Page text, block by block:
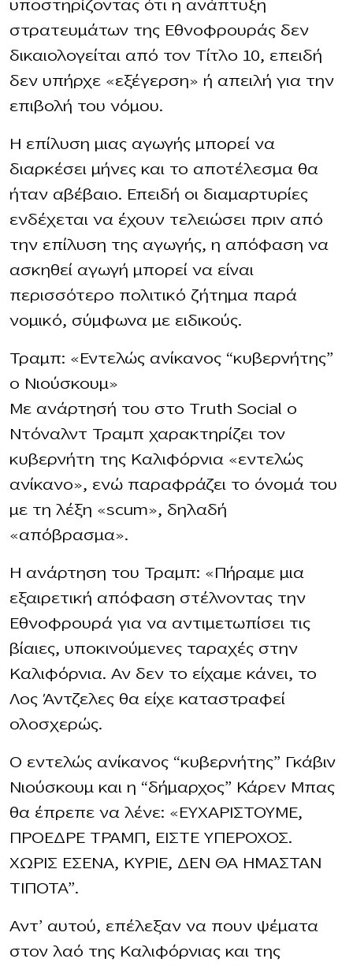
υποστηρίζοντας ότι η ανάπτυξη
στρατευμάτων της Εθνοφρουράς δεν
δικαιολογείται από τον Τίτλο 10, επειδή
δεν υπήρχε «εξέγερση» ή απειλή για την
επιβολή του νόμου.
Η επίλυση μιας αγωγής μπορεί να
διαρκέσει μήνες και το αποτέλεσμα θα
ήταν αβέβαιο. Επειδή οι διαμαρτυρίες
ενδέχεται να έχουν τελειώσει πριν από
την επίλυση της αγωγής, η απόφαση να
ασκηθεί αγωγή μπορεί να είναι
περισσότερο πολιτικό ζήτημα παρά
νομικό, σύμφωνα με ειδικούς.
Τραμπ: «Εντελώς ανίκανος “κυβερνήτης”
ο Νιούσκουμ»
Με ανάρτησή του στο Truth Social ο
Ντόναλντ Τραμπ χαρακτηρίζει τον
κυβερνήτη της Καλιφόρνια «εντελώς
ανίκανο», ενώ παραφράζει το όνομά του
με τη λέξη «scum», δηλαδή
«απόβρασμα».
Η ανάρτηση του Τραμπ: «Πήραμε μια
εξαιρετική απόφαση στέλνοντας την
Εθνοφρουρά για να αντιμετωπίσει τις
βίαιες, υποκινούμενες ταραχές στην
Καλιφόρνια. Αν δεν το είχαμε κάνει, το
Λος Άντζελες θα είχε καταστραφεί
ολοσχερώς.
Ο εντελώς ανίκανος “κυβερνήτης” Γκάβιν
Νιούσκουμ και η “δήμαρχος” Κάρεν Μπας
θα έπρεπε να λένε: «ΕΥΧΑΡΙΣΤΟΥΜΕ,
ΠΡΟΕΔΡΕ ΤΡΑΜΠ, ΕΙΣΤΕ ΥΠΕΡΟΧΟΣ.
ΧΩΡΙΣ ΕΣΕΝΑ, ΚΥΡΙΕ, ΔΕΝ ΘΑ ΗΜΑΣΤΑΝ
ΤΙΠΟΤΑ”.
Αντ’ αυτού, επέλεξαν να πουν ψέματα
στον λαό της Καλιφόρνιας και της